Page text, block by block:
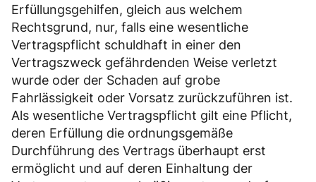
Erfüllungsgehilfen, gleich aus welchem
Rechtsgrund, nur, falls eine wesentliche
Vertragspflicht schuldhaft in einer den
Vertragszweck gefährdenden Weise verletzt
wurde oder der Schaden auf grobe
Fahrlässigkeit oder Vorsatz zurückzuführen ist.
Als wesentliche Vertragspflicht gilt eine Pflicht,
deren Erfüllung die ordnungsgemäße
Durchführung des Vertrags überhaupt erst
ermöglicht und auf deren Einhaltung der